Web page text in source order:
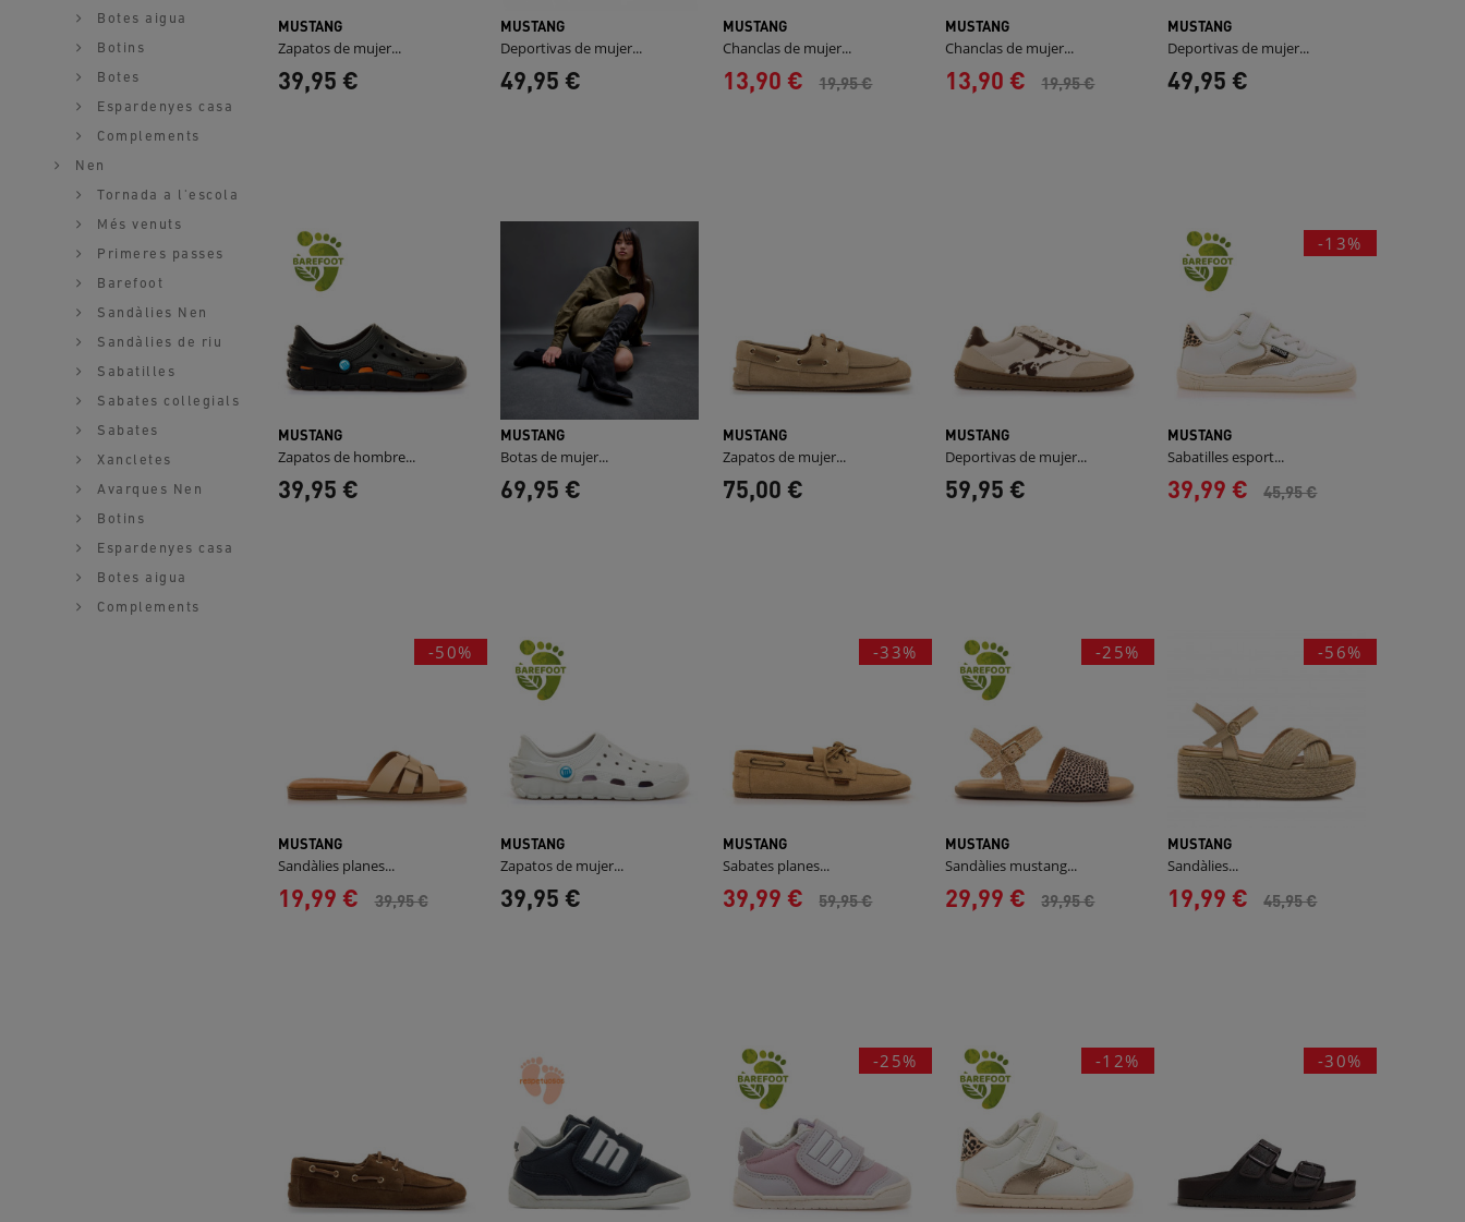
Botes aigua
Botins
Botes
Espardenyes casa
Complements
Nen
Tornada a l'escola
Més venuts
Primeres passes
Barefoot
Sandàlies Nen
Sandàlies de riu
Sabatilles
Sabates collegials
Sabates
Xancletes
Avarques Nen
Botins
Espardenyes casa
Botes aigua
Complements
MUSTANG
Zapatos de mujer...
39,95 €
MUSTANG
Deportivas de mujer...
49,95 €
MUSTANG
Chanclas de mujer...
13,90 € 19,95 €
MUSTANG
Chanclas de mujer...
13,90 € 19,95 €
MUSTANG
Deportivas de mujer...
49,95 €
MUSTANG
Zapatos de hombre...
39,95 €
MUSTANG
Botas de mujer...
69,95 €
MUSTANG
Zapatos de mujer...
75,00 €
MUSTANG
Deportivas de mujer...
59,95 €
-13%
MUSTANG
Sabatilles esport...
39,99 € 45,95 €
-50%
MUSTANG
Sandàlies planes...
19,99 € 39,95 €
MUSTANG
Zapatos de mujer...
39,95 €
-33%
MUSTANG
Sabates planes...
39,99 € 59,95 €
-25%
MUSTANG
Sandàlies mustang...
29,99 € 39,95 €
-56%
MUSTANG
Sandàlies...
19,99 € 45,95 €
-25% -12% -30%